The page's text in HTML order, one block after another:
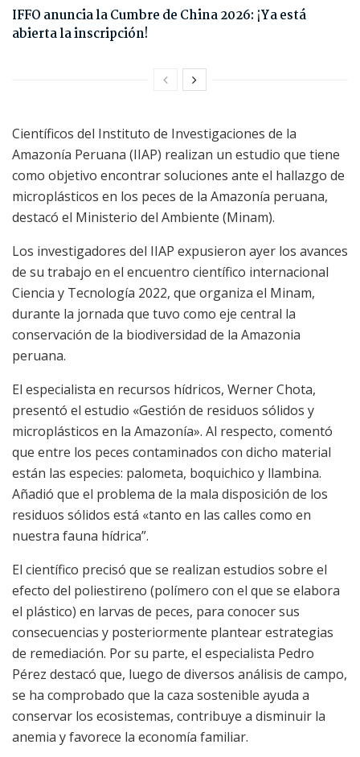
IFFO anuncia la Cumbre de China 2026: ¡Ya está
abierta la inscripción!
Científicos del Instituto de Investigaciones de la
Amazonía Peruana (IIAP) realizan un estudio que tiene
como objetivo encontrar soluciones ante el hallazgo de
microplásticos en los peces de la Amazonía peruana,
destacó el Ministerio del Ambiente (Minam).
Los investigadores del IIAP expusieron ayer los avances
de su trabajo en el encuentro científico internacional
Ciencia y Tecnología 2022, que organiza el Minam,
durante la jornada que tuvo como eje central la
conservación de la biodiversidad de la Amazonia
peruana.
El especialista en recursos hídricos, Werner Chota,
presentó el estudio «Gestión de residuos sólidos y
microplásticos en la Amazonía». Al respecto, comentó
que entre los peces contaminados con dicho material
están las especies: palometa, boquichico y llambina.
Añadió que el problema de la mala disposición de los
residuos sólidos está «tanto en las calles como en
nuestra fauna hídrica”.
El científico precisó que se realizan estudios sobre el
efecto del poliestireno (polímero con el que se elabora
el plástico) en larvas de peces, para conocer sus
consecuencias y posteriormente plantear estrategias
de remediación. Por su parte, el especialista Pedro
Pérez destacó que, luego de diversos análisis de campo,
se ha comprobado que la caza sostenible ayuda a
conservar los ecosistemas, contribuye a disminuir la
anemia y favorece la economía familiar.